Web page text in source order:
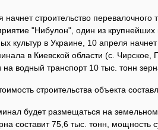
строительство перевалочного
"Нибулон", один из крупнейших
культур в Украине, 10 апреля начнет
в Киевской области (с.
водный транспорт 10 тыс. тонн
строительства объекта
будет размещаться на
составит 75,6 тыс. тонн, мощность